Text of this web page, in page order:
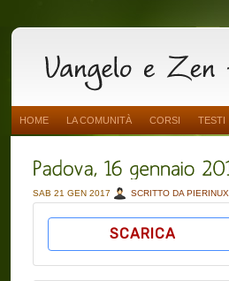
HOME LA COMUNITÀ CORSI TESTI
SAB 21 GEN 2017 SCRITTO DA PIERINUX
SCARICA